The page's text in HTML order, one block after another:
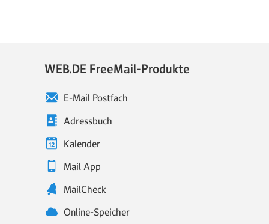
WEB.DE FreeMail-Produkte
E-Mail Postfach
Adressbuch
Kalender
Mail App
MailCheck
Online-Speicher